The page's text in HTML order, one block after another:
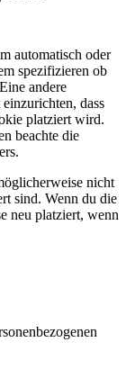
automatisch oder
spezifizieren ob
andere
dass
platziert wird.
beachte die
nicht
sind. Wenn du die
neu platziert, wenn